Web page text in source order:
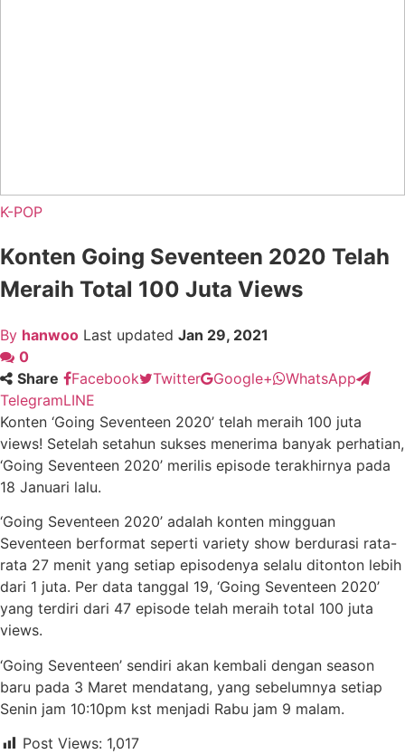
K-POP
Konten Going Seventeen 2020 Telah
Meraih Total 100 Juta Views
By hanwoo Last updated Jan 29, 2021
0
Share
Facebook Twitter Google+
WhatsApp
TelegramLINE
Konten ‘Going Seventeen 2020’ telah meraih 100 juta
views! Setelah setahun sukses menerima banyak perhatian,
‘Going Seventeen 2020’ merilis episode terakhirnya pada
18 Januari lalu.
‘Going Seventeen 2020’ adalah konten mingguan
Seventeen berformat seperti variety show berdurasi rata-
rata 27 menit yang setiap episodenya selalu ditonton lebih
dari 1 juta. Per data tanggal 19, ‘Going Seventeen 2020’
yang terdiri dari 47 episode telah meraih total 100 juta
views.
‘Going Seventeen’ sendiri akan kembali dengan season
baru pada 3 Maret mendatang, yang sebelumnya setiap
Senin jam 10:10pm kst menjadi Rabu jam 9 malam.
Post Views: 1,017